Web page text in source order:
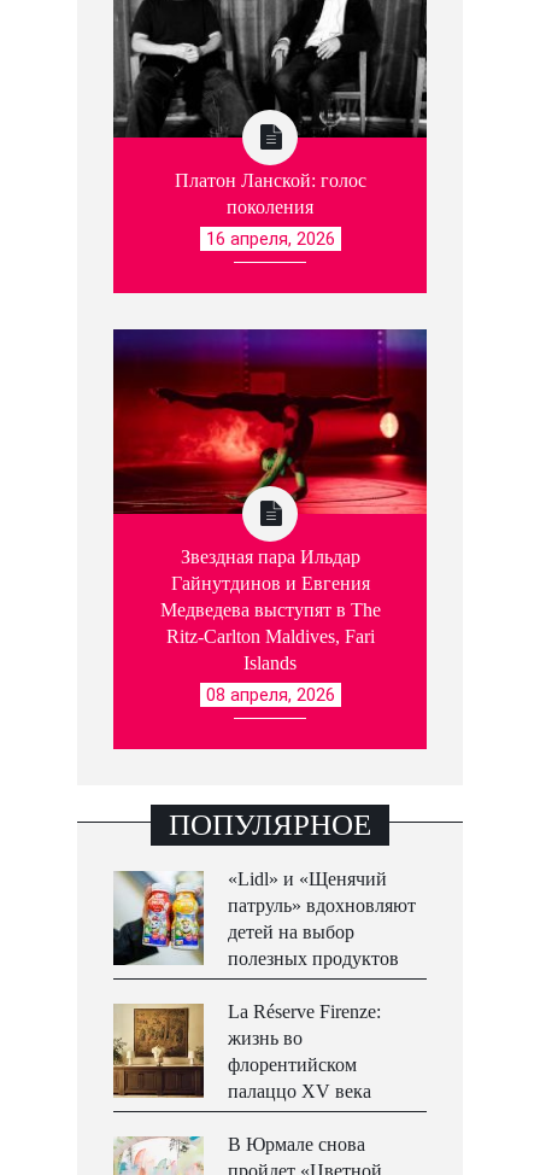
Платон Ланской: голос
поколения
16 апреля, 2026
Звездная пара Ильдар
Гайнутдинов и Евгения
Медведева выступят в The
Ritz-Carlton Maldives, Fari
Islands
08 апреля, 2026
ПОПУЛЯРНОЕ
«Lidl» и «Щенячий
патруль» вдохновляют
детей на выбор
полезных продуктов
La Réserve Firenze:
жизнь во
флорентийском
палаццо XV века
В Юрмале снова